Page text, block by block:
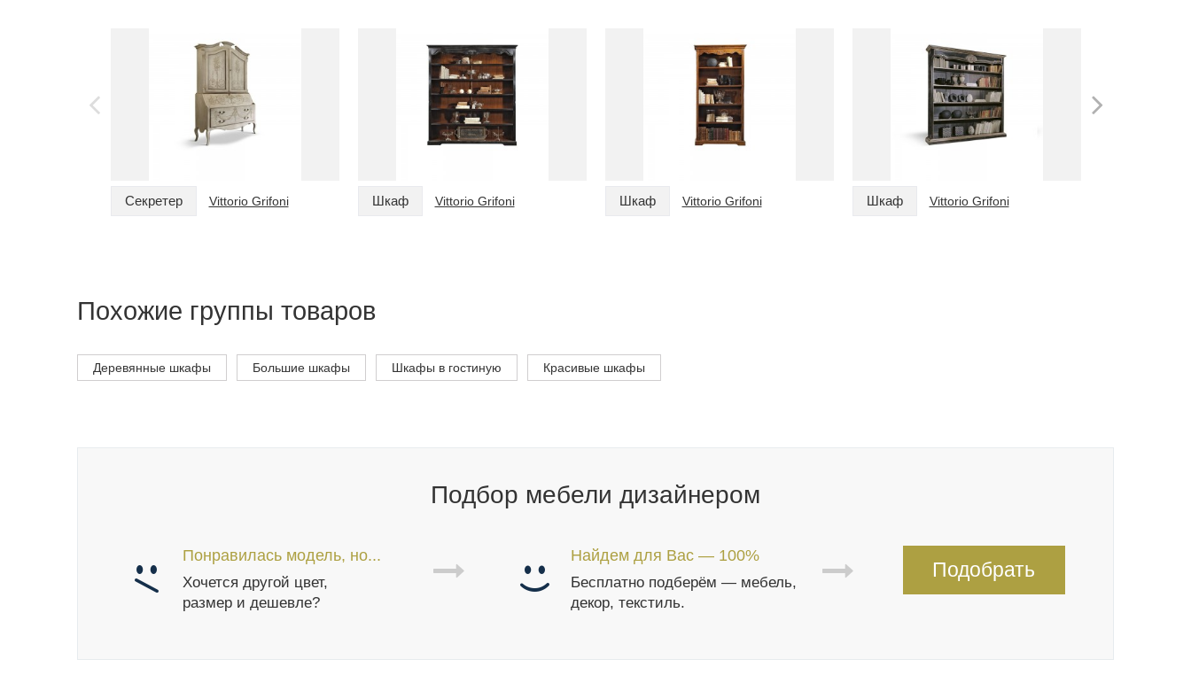
Секретер Vittorio Grifoni Шкаф Vittorio Grifoni Шкаф Vittorio Grifoni Шкаф Vittorio Grifoni
Похожие группы товаров
Деревянные шкафы Большие шкафы Шкафы в гостиную Красивые шкафы
Подбор мебели дизайнером
Понравилась модель, но...
Хочется другой цвет,
размер и дешевле?
Найдем для Вас — 100%
Бесплатно подберём — мебель,
декор, текстиль.
Подобрать